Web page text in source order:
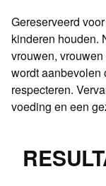
Gereserveerd
kinderen houden.
vrouwen,
wordt aanbevolen
respecteren.
voeding en een